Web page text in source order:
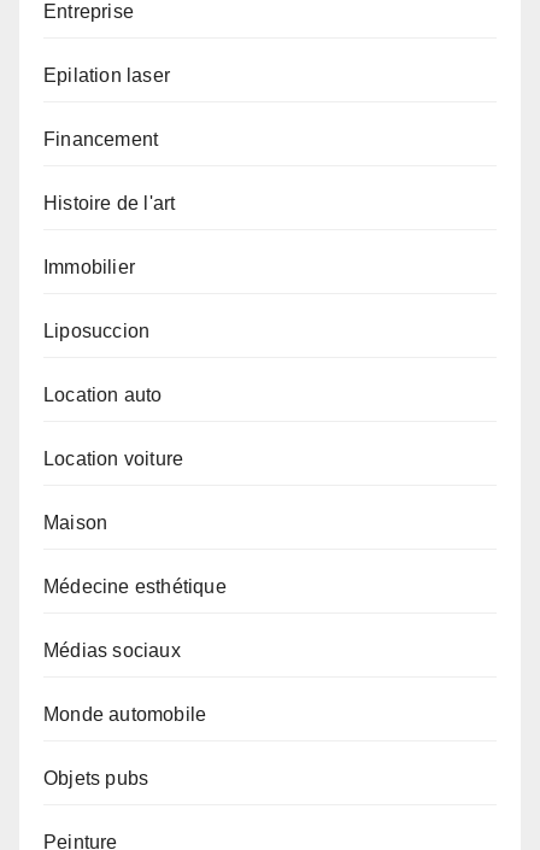
Entreprise
Epilation laser
Financement
Histoire de l'art
Immobilier
Liposuccion
Location auto
Location voiture
Maison
Médecine esthétique
Médias sociaux
Monde automobile
Objets pubs
Peinture